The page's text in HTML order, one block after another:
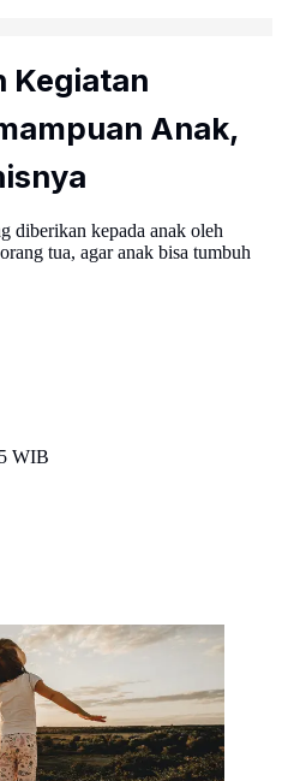
Kegiatan
Anak,
diberikan kepada anak oleh
tua, agar anak bisa tumbuh
WIB